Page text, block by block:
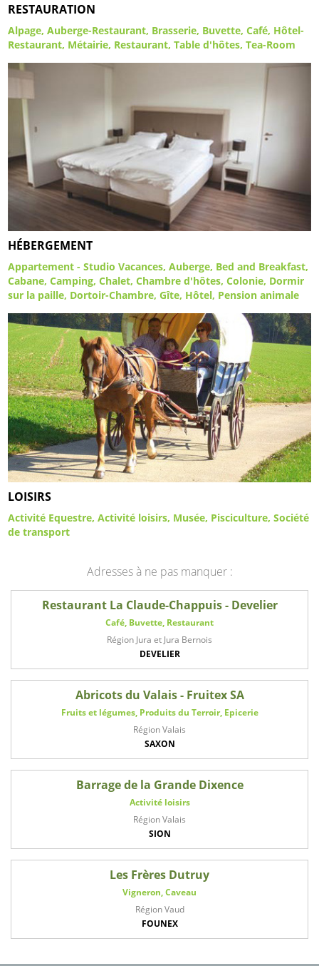
RESTAURATION
Alpage Auberge-Restaurant Brasserie Buvette Café Hôtel-
Restaurant Métairie Restaurant Table d'hôtes Tea-Room
HÉBERGEMENT
Appartement - Studio Vacances Auberge Bed and Breakfast
Cabane Camping Chalet Chambre d'hôtes Colonie Dormir
sur la paille Dortoir-Chambre Gîte Hôtel Pension animale
LOISIRS
Activité Equestre Activité loisirs Musée Pisciculture Société
de transport
Adresses à ne pas manquer :
Restaurant La Claude-Chappuis - Develier
Café, Buvette, Restaurant
Région Jura et Jura Bernois
DEVELIER
Abricots du Valais - Fruitex SA
Fruits et légumes, Produits du Terroir, Epicerie
Région Valais
SAXON
Barrage de la Grande Dixence
Activité loisirs
Région Valais
SION
Les Frères Dutruy
Vigneron, Caveau
Région Vaud
FOUNEX